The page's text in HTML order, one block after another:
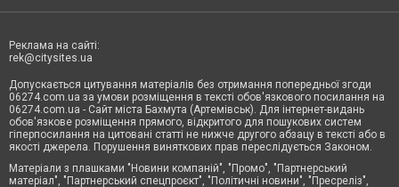
Реклама на сайті:
rek@citysites.ua
Допускається цитування матеріалів без отримання попередньої згоди
06274.com.ua за умови розміщення в тексті обов'язкового посилання на
06274.com.ua - Сайт міста Бахмута (Артемівськ). Для інтернет-видань
обов'язкове розміщення прямого, відкритого для пошукових систем
гіперпосилання на цитовані статті не нижче другого абзацу в тексті або в
якості джерела. Порушення виняткових прав переслідується Законом.
Матеріали з плашками "Новини компаній", "Промо", "Партнерський
матеріал", "Партнерський спецпроєкт", "Політичні новини", "Пресреліз",